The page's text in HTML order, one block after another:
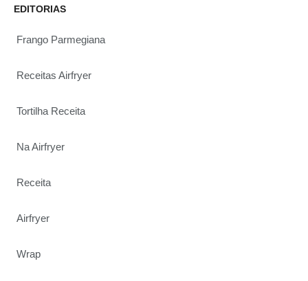
EDITORIAS
Frango Parmegiana
Receitas Airfryer
Tortilha Receita
Na Airfryer
Receita
Airfryer
Wrap